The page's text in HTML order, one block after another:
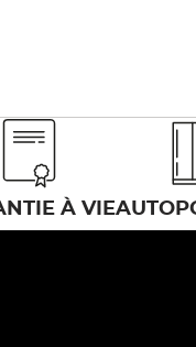
À VIE